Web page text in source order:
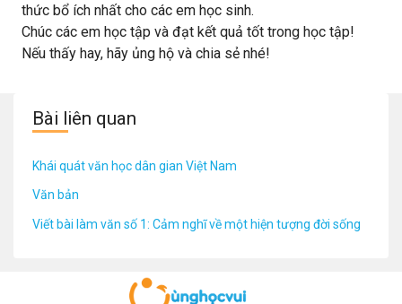
thức bổ ích nhất cho các em học sinh.
Chúc các em học tập và đạt kết quả tốt trong học tập!
Nếu thấy hay, hãy ủng hộ và chia sẻ nhé!
Bài liên quan
Khái quát văn học dân gian Việt Nam
Văn bản
Viết bài làm văn số 1: Cảm nghĩ về một hiện tượng đời sống